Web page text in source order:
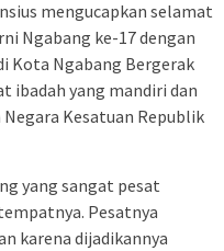
mengucapkan selamat
Ngabang ke-17 dengan
Kota Ngabang Bergerak
ibadah yang mandiri dan
Kesatuan Republik
yang sangat pesat
Pesatnya
karena dijadikannya